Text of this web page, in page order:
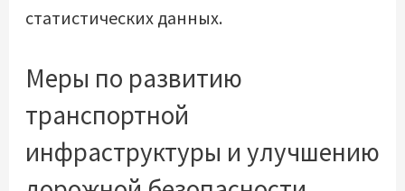
статистических данных.
Меры по развитию
транспортной
инфраструктуры и улучшению